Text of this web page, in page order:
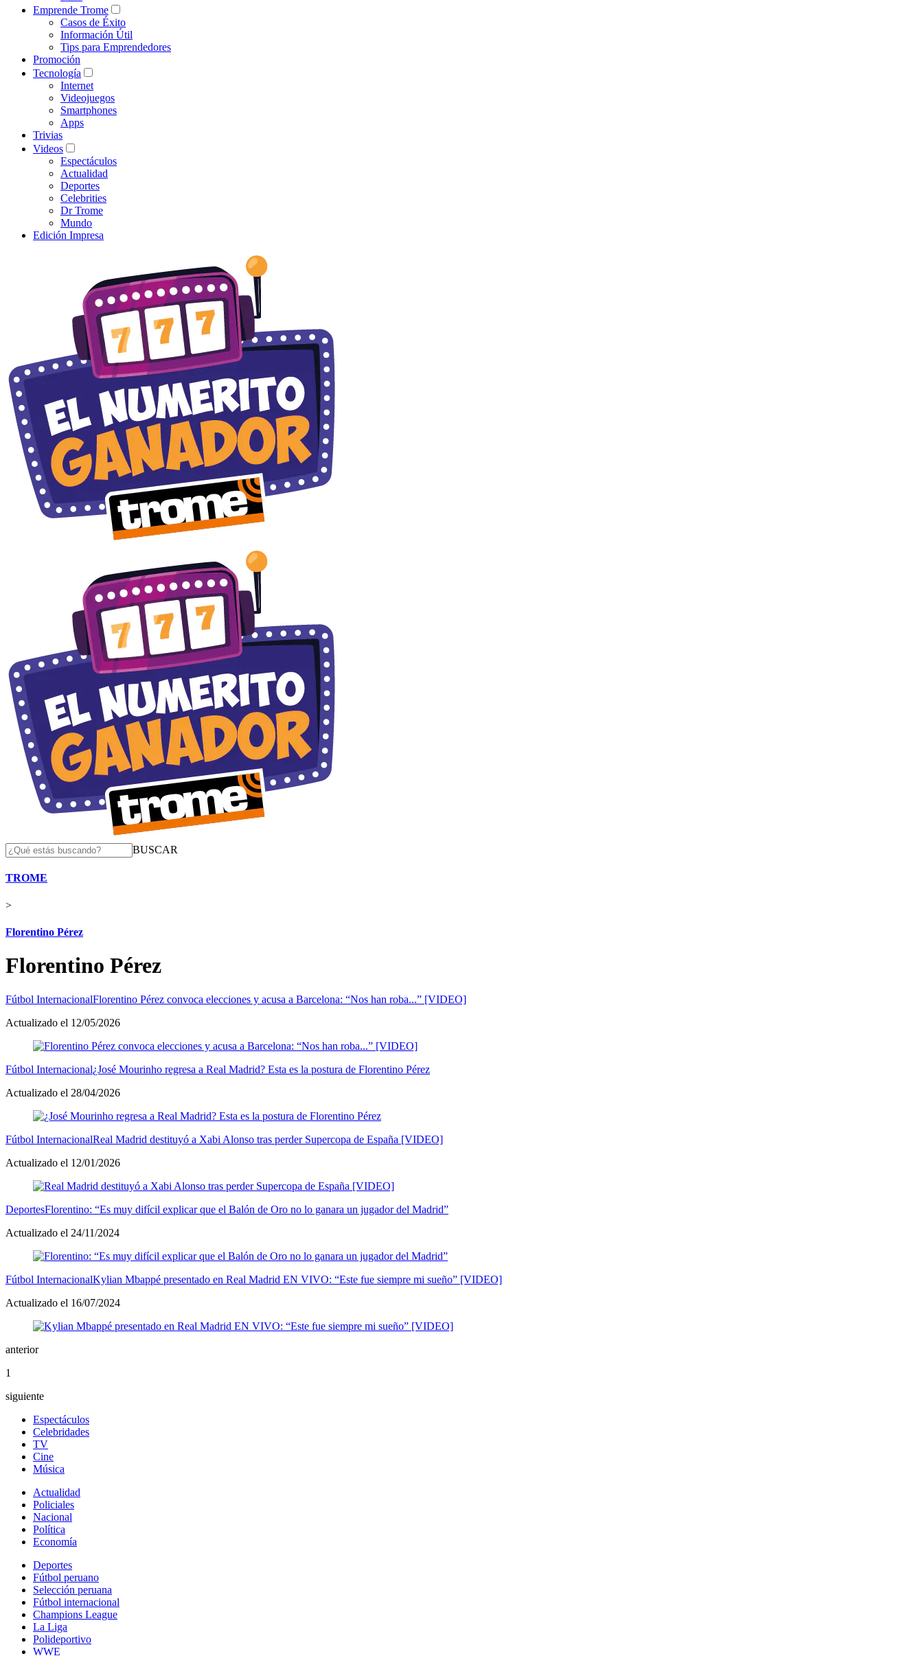
Emprende Trome
Casos de Éxito
Información Útil
Tips para Emprendedores
Promoción
Tecnología
Internet
Videojuegos
Smartphones
Apps
Trivias
Videos
Espectáculos
Actualidad
Deportes
Celebrities
Dr Trome
Mundo
Edición Impresa
BUSCAR
TROME
>
Florentino Pérez
Florentino Pérez
Fútbol InternacionalFlorentino Pérez convoca elecciones y acusa a Barcelona: “Nos han roba...” [VIDEO]
Actualizado el 12/05/2026
Fútbol Internacional¿José Mourinho regresa a Real Madrid? Esta es la postura de Florentino Pérez
Actualizado el 28/04/2026
Fútbol InternacionalReal Madrid destituyó a Xabi Alonso tras perder Supercopa de España [VIDEO]
Actualizado el 12/01/2026
DeportesFlorentino: “Es muy difícil explicar que el Balón de Oro no lo ganara un jugador del Madrid”
Actualizado el 24/11/2024
Fútbol InternacionalKylian Mbappé presentado en Real Madrid EN VIVO: “Este fue siempre mi sueño” [VIDEO]
Actualizado el 16/07/2024
anterior
1
siguiente
Espectáculos
Celebridades
TV
Cine
Música
Actualidad
Policiales
Nacional
Política
Economía
Deportes
Fútbol peruano
Selección peruana
Fútbol internacional
Champions League
La Liga
Polideportivo
WWE